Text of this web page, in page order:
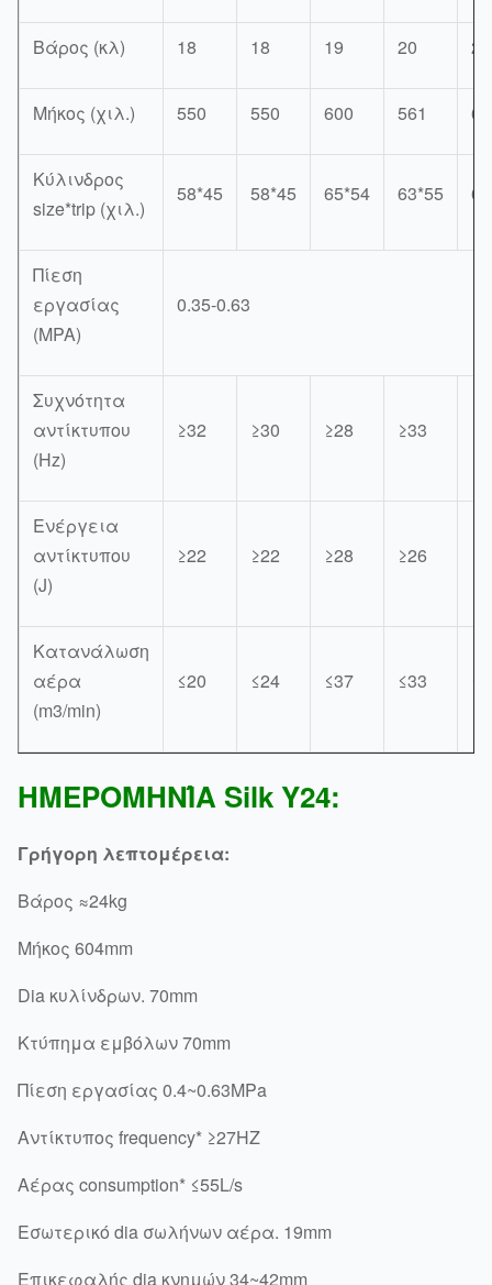
Βάρος (κλ) 18 18 19 20 26
Μήκος (χιλ.) 550 550 600 561
Κύλινδρος
size*trip (χιλ.)
58*45 58*45 65*54 63*55
Πίεση
εργασίας
(MPA)
0.35-0.63
Συχνότητα
αντίκτυπου
(Hz)
≥32 ≥30 ≥28 ≥33
Ενέργεια
αντίκτυπου
(J)
≥22 ≥22 ≥28 ≥26
Κατανάλωση
αέρα
(m3/min)
≤20 ≤24 ≤37 ≤33
ΗΜΕΡΟΜΗΝΊΑ Silk Y24:
Γρήγορη λεπτομέρεια:
Βάρος ≈24kg
Μήκος 604mm
Dia κυλίνδρων. 70mm
Κτύπημα εμβόλων 70mm
Πίεση εργασίας 0.4~0.63MPa
Αντίκτυπος frequency* ≥27HZ
Αέρας consumption* ≤55L/s
Εσωτερικό dia σωλήνων αέρα. 19mm
Επικεφαλής dia κνημών 34~42mm